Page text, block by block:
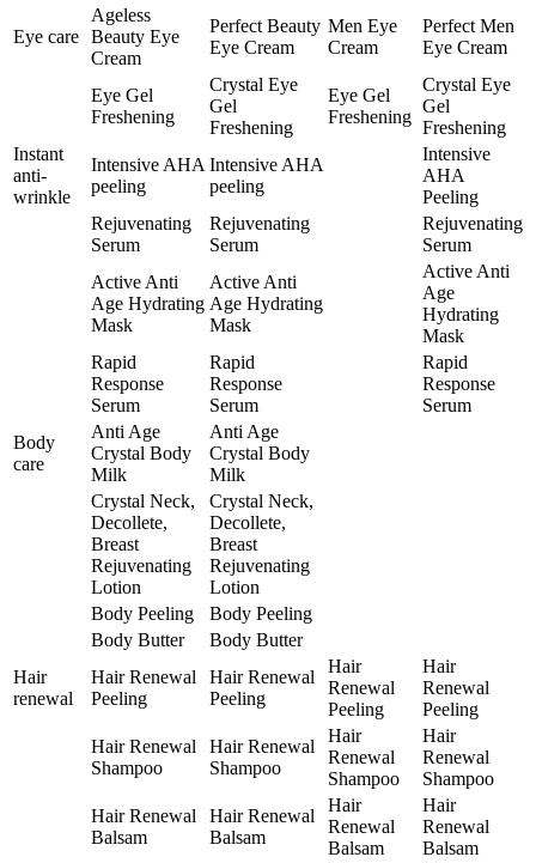
Eye care
Ageless
Beauty Eye
Cream
Perfect Beauty
Eye Cream
Men Eye
Cream
Perfect Men
Eye Cream
Eye Gel
Freshening
Crystal Eye
Gel
Freshening
Eye Gel
Freshening
Crystal Eye
Gel
Freshening
Instant
anti-
wrinkle
Intensive AHA
peeling
Intensive AHA
peeling
Intensive
AHA
Peeling
Rejuvenating
Serum
Rejuvenating
Serum
Rejuvenating
Serum
Active Anti
Age Hydrating
Mask
Active Anti
Age Hydrating
Mask
Active Anti
Age
Hydrating
Mask
Rapid
Response
Serum
Rapid
Response
Serum
Rapid
Response
Serum
Body
care
Anti Age
Crystal Body
Milk
Anti Age
Crystal Body
Milk
Crystal Neck,
Decollete,
Breast
Rejuvenating
Lotion
Crystal Neck,
Decollete,
Breast
Rejuvenating
Lotion
Body Peeling
Body Peeling
Body Butter
Body Butter
Hair
renewal
Hair Renewal
Peeling
Hair Renewal
Peeling
Hair
Renewal
Peeling
Hair
Renewal
Peeling
Hair Renewal
Shampoo
Hair Renewal
Shampoo
Hair
Renewal
Shampoo
Hair
Renewal
Shampoo
Hair Renewal
Balsam
Hair Renewal
Balsam
Hair
Renewal
Balsam
Hair
Renewal
Balsam